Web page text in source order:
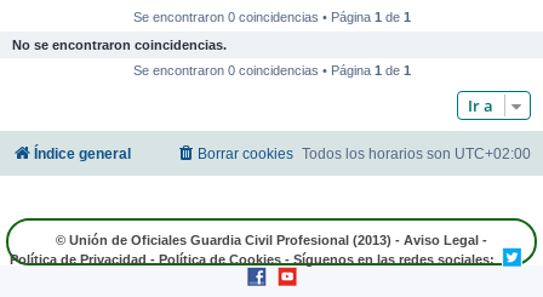
Se encontraron 0 coincidencias • Página 1de 1
No se encontraron coincidencias.
Se encontraron 0 coincidencias • Página 1de 1
Ir a
Índice general Todos los horarios son UTC+02:00
Borrar cookies
© Unión de Oficiales Guardia Civil Profesional (2013) - Aviso Legal -
Política de Privacidad-Política de Cookies- Síguenos en las redes sociales: